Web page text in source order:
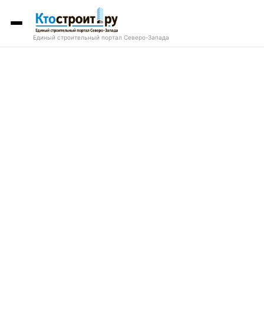
Единый строительный портал Северо-Запада